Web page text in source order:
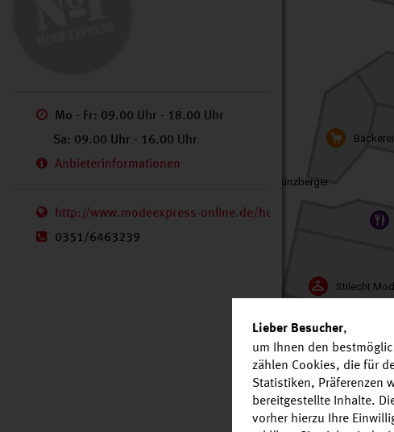
Mo - Fr: 09.00 Uhr - 18.00 Uhr
Sa: 09.00 Uhr - 16.00 Uhr
Anbieterinformationen
http://www.modeexpress-online.de/home.html
0351/6463239
Die
Fleischerei Münzberger
Stilecht
Lieber Besucher,
um Ihnen den
zählen Cookies, die für
Statistiken, Präferenzen
bereitgestellte Inhalte.
vorher hierzu Ihre